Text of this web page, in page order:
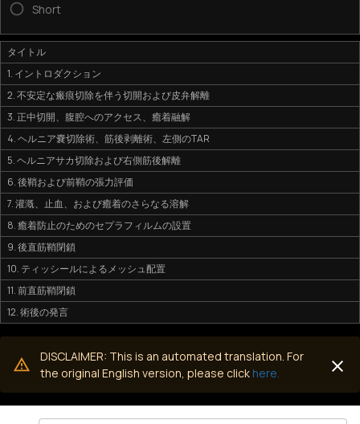
Short
タイトル
1. イントロダクション
2. 不安定な瘢痕切除を伴う切開および皮弁解離
3. 正中切開、腹腔へのアクセス、癒着融解
4. ヘルニア嚢切除術、筋後剥離術、左側のTAR
5. ヘルニアサカ切除および右側筋後解離
6. 後鞘および前鞘の張力評価
7. 灌漑、止血、および癒着のさらなる溶解
8. 癒着防止のためのセプラフィルムの設置
9. 後直筋鞘閉鎖
10. ティッシールによるメッシュ配置
11. 前直筋鞘閉鎖
12. 術後の発言
DISCLAIMER: This is an automated translation. For
the original English version, please click here.